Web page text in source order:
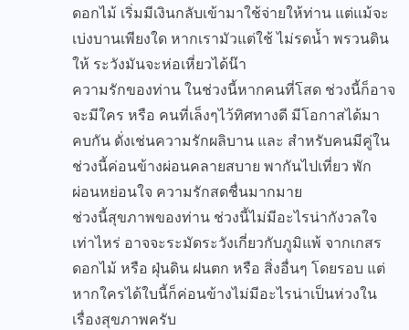
ดอกไม้ เริ่มมีเงินกลับเข้ามาใช้จ่ายให้ท่าน แต่แม้จะ
เบ่งบานเพียงใด หากเรามัวแต่ใช้ ไม่รดน้ำ พรวนดิน
ให้ ระวังมันจะห่อเหี่ยวได้น๊า
ความรักของท่าน ในช่วงนี้หากคนที่โสด ช่วงนี้ก็อาจ
จะมีใคร หรือ คนที่เล็งๆไว้ทิศทางดี มีโอกาสได้มา
คบกัน ดั่งเช่นความรักผลิบาน และ สำหรับคนมีคู่ใน
ช่วงนี้ค่อนข้างผ่อนคลายสบาย พากันไปเที่ยว พัก
ผ่อนหย่อนใจ ความรักสดชื่นมากมาย
ช่วงนี้สุขภาพของท่าน ช่วงนี้ไม่มีอะไรน่ากังวลใจ
เท่าไหร่ อาจจะระมัดระวังเกี่ยวกับภูมิแพ้ จากเกสร
ดอกไม้ หรือ ฝุ่นดิน ฝนตก หรือ สิ่งอื่นๆ โดยรอบ แต่
หากใครได้ใบนี้ก็ค่อนข้างไม่มีอะไรน่าเป็นห่วงใน
เรื่องสุขภาพครับ